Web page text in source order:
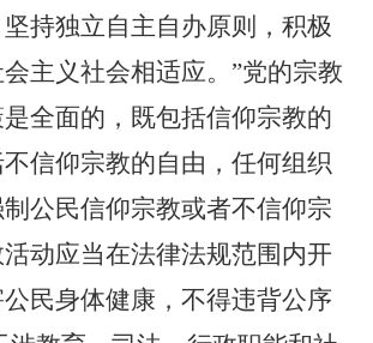
持独立自主自办原则，积极
主义社会相适应。”党的宗教
全面的，既包括信仰宗教的
信仰宗教的自由，任何组织
公民信仰宗教或者不信仰宗
动应当在法律法规范围内开
民身体健康，不得违背公序